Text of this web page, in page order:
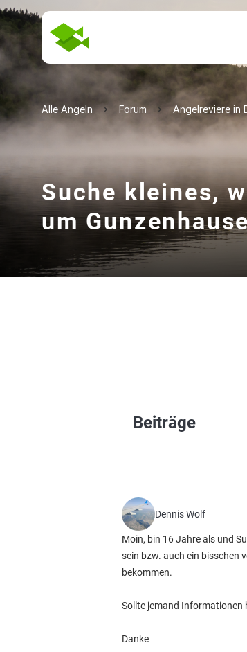
Alle Angeln Forum Angelreviere in
Suche kleines,
um
Beiträge
Dennis Wolf
Moin, bin 16 Jahre als und
sein bzw. auch ein bisschen
bekommen.
Sollte jemand Informationen
Danke